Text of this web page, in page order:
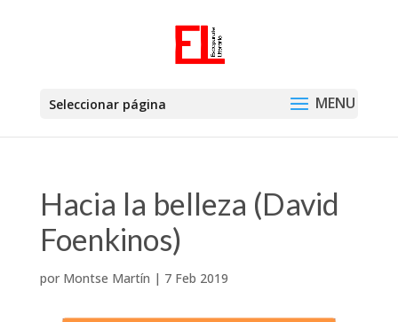
Seleccionar página
Hacia la belleza (David
Foenkinos)
por Montse Martín | 7 Feb 2019